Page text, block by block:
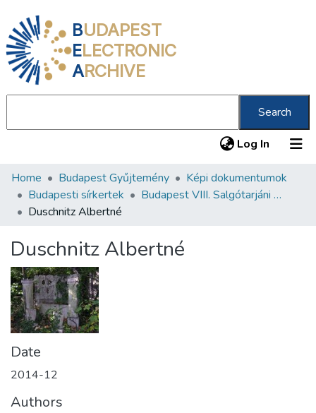
BUDAPEST
ELECTRONIC
ARCHIVE
Search
Log In (current)
Communities & Collections
All of DSpace
About us
Home Budapest Gyűjtemény
Képi dokumentumok
Budapesti sírkertek
Budapest VIII. Salgótarjáni úti Neológ Zsidó Temető
Duschnitz Albertné
Duschnitz Albertné
Date
2014-12
Authors